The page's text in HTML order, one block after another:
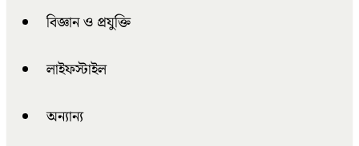
বিজ্ঞান ও প্রযুক্তি
লাইফস্টাইল
অন্যান্য